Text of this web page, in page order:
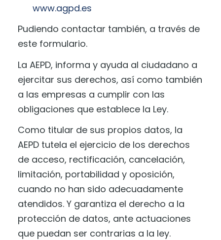
www.agpd.es
Pudiendo contactar también, a través de
este formulario.
La AEPD, informa y ayuda al ciudadano a
ejercitar sus derechos, así como también
a las empresas a cumplir con las
obligaciones que establece la Ley.
Como titular de sus propios datos, la
AEPD tutela el ejercicio de los derechos
de acceso, rectificación, cancelación,
limitación, portabilidad y oposición,
cuando no han sido adecuadamente
atendidos. Y garantiza el derecho a la
protección de datos, ante actuaciones
que puedan ser contrarias a la ley.